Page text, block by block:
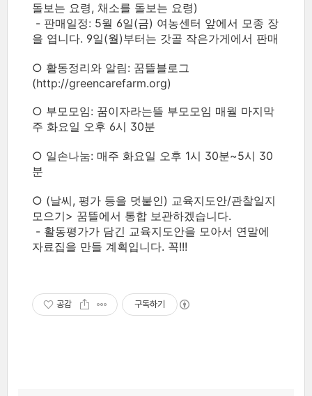
돌보는 요령, 채소를 돌보는 요령)
- 판매일정: 5월 6일(금) 여농센터 앞에서 모종 장
을 엽니다. 9일(월)부터는 갓골 작은가게에서 판매
○ 활동정리와 알림: 꿈뜰블로그
(http://greencarefarm.org)
○ 부모모임: 꿈이자라는뜰 부모모임 매월 마지막
주 화요일 오후 6시 30분
○ 일손나눔: 매주 화요일 오후 1시 30분~5시 30
분
○ (날씨, 평가 등을 덧붙인) 교육지도안/관찰일지
모으기> 꿈뜰에서 통합 보관하겠습니다.
- 활동평가가 담긴 교육지도안을 모아서 연말에
자료집을 만들 계획입니다. 꼭!!!
공감 구독하기